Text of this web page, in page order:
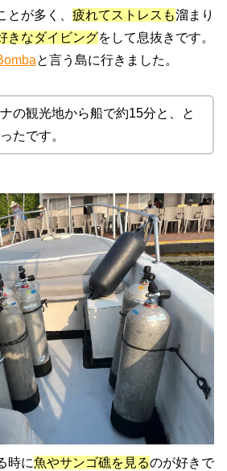
とが多く、 疲れてストレスも溜まり
きなダイビングをして息抜きです。
と言う島に行きました。
の観光地から船で約15分と、と
たです。
時に魚やサンゴ礁を見るのが好きで